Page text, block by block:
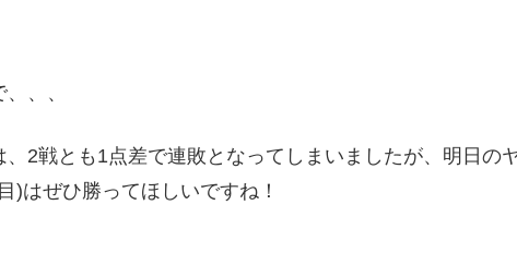
、、
、2戦とも1点差で連敗となってしまいましたが、明日の
)はぜひ勝ってほしいですね！